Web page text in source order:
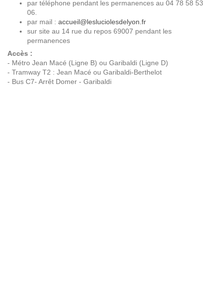
par téléphone pendant les permanences au 04 78 58 53
06.
par mail : accueil@lesluciolesdelyon.fr
sur site au 14 rue du repos 69007 pendant les
permanences
Accès :
- Métro Jean Macé (Ligne B) ou Garibaldi (Ligne D)
- Tramway T2 : Jean Macé ou Garibaldi-Berthelot
- Bus C7- Arrêt Domer - Garibaldi